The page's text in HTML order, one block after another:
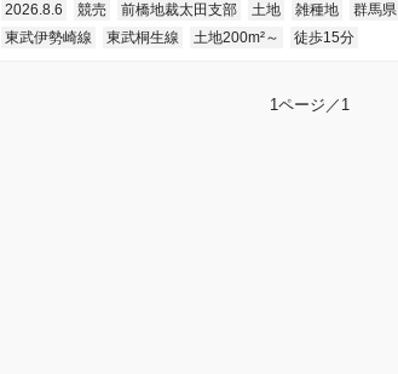
2026.8.6 競売 前橋地裁太田支部 土地 雑種地 群馬県
東武伊勢崎線
東武桐生線 土地200m²～ 徒歩15分
1ページ／1